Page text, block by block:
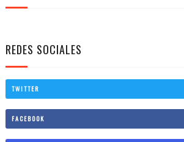
REDES SOCIALES
TWITTER
FACEBOOK